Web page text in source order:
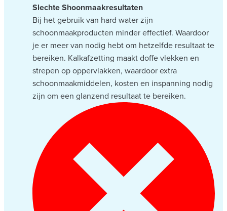
Slechte Shoonmaakresultaten
Bij het gebruik van hard water zijn
schoonmaakproducten minder effectief. Waardoor
je er meer van nodig hebt om hetzelfde resultaat te
bereiken. Kalkafzetting maakt doffe vlekken en
strepen op oppervlakken, waardoor extra
schoonmaakmiddelen, kosten en inspanning nodig
zijn om een glanzend resultaat te bereiken.